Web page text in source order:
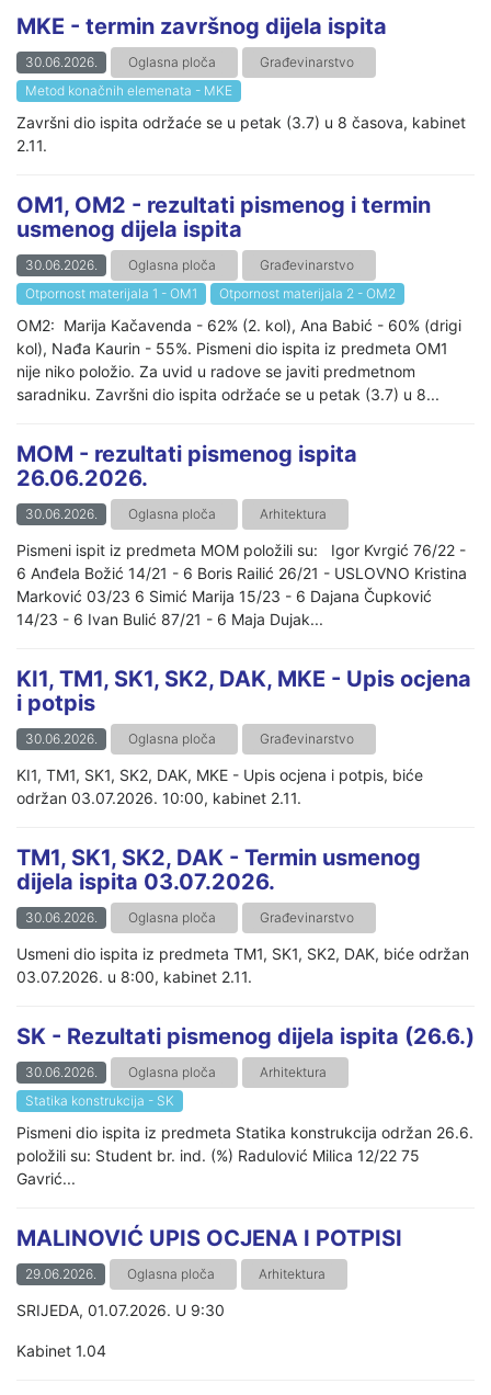
MKE - termin završnog dijela ispita
30.06.2026. Oglasna ploča
Građevinarstvo
Metod konačnih elemenata - MKE
Završni dio ispita održaće se u petak (3.7) u 8 časova, kabinet
2.11.
OM1, OM2 - rezultati pismenog i termin
usmenog dijela ispita
30.06.2026. Oglasna ploča
Građevinarstvo
Otpornost materijala 1 - OM1
Otpornost materijala 2 - OM2
OM2: Marija Kačavenda - 62% (2. kol), Ana Babić - 60% (drigi
kol), Nađa Kaurin - 55%. Pismeni dio ispita iz predmeta OM1
nije niko položio. Za uvid u radove se javiti predmetnom
saradniku. Završni dio ispita održaće se u petak (3.7) u 8...
MOM - rezultati pismenog ispita
26.06.2026.
30.06.2026. Oglasna ploča Arhitektura
Pismeni ispit iz predmeta MOM položili su: Igor Kvrgić 76/22 -
6 Anđela Božić 14/21 - 6 Boris Railić 26/21 - USLOVNO Kristina
Marković 03/23 6 Simić Marija 15/23 - 6 Dajana Čupković
14/23 - 6 Ivan Bulić 87/21 - 6 Maja Dujak...
KI1, TM1, SK1, SK2, DAK, MKE - Upis ocjena
i potpis
30.06.2026. Oglasna ploča Građevinarstvo
KI1, TM1, SK1, SK2, DAK, MKE - Upis ocjena i potpis, biće
održan 03.07.2026. 10:00, kabinet 2.11.
TM1, SK1, SK2, DAK - Termin usmenog
dijela ispita 03.07.2026.
30.06.2026. Oglasna ploča Građevinarstvo
Usmeni dio ispita iz predmeta TM1, SK1, SK2, DAK, biće održan
03.07.2026. u 8:00, kabinet 2.11.
SK - Rezultati pismenog dijela ispita (26.6.)
30.06.2026. Oglasna ploča
Arhitektura
Statika konstrukcija - SK
Pismeni dio ispita iz predmeta Statika konstrukcija održan 26.6.
položili su: Student br. ind. (%) Radulović Milica 12/22 75
Gavrić...
MALINOVIĆ UPIS OCJENA I POTPISI
29.06.2026. Oglasna ploča Arhitektura
SRIJEDA, 01.07.2026. U 9:30
Kabinet 1.04